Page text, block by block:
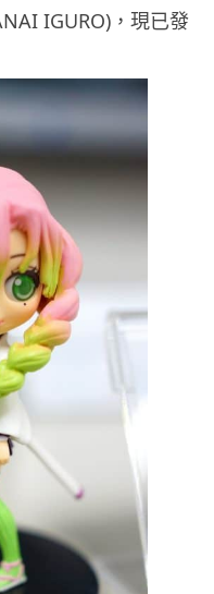
IGURO) ，現已發